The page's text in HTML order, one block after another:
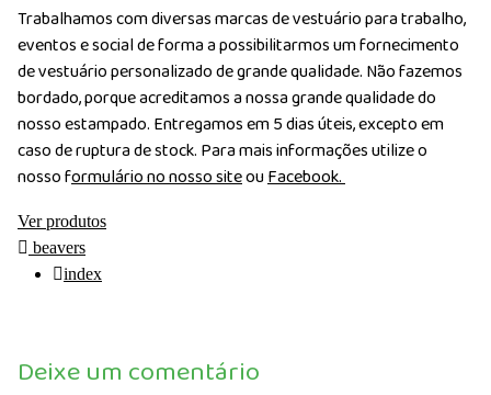
Trabalhamos com diversas marcas de vestuário para trabalho,
eventos e social de forma a possibilitarmos um fornecimento
de vestuário personalizado de grande qualidade. Não fazemos
bordado, porque acreditamos a nossa grande qualidade do
nosso estampado. Entregamos em 5 dias úteis, excepto em
caso de ruptura de stock. Para mais informações utilize o
nosso formulário no nosso siteouFacebook.
Ver produtos
beavers
index
Deixe um comentário